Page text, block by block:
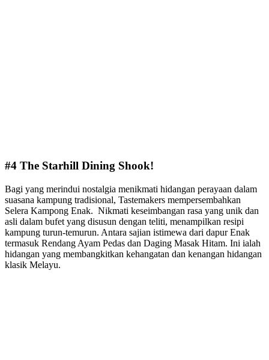
#4 The Starhill Dining Shook!
Bagi yang merindui nostalgia menikmati hidangan perayaan dalam
suasana kampung tradisional, Tastemakers mempersembahkan
Selera Kampong Enak. Nikmati keseimbangan rasa yang unik dan
asli dalam bufet yang disusun dengan teliti, menampilkan resipi
kampung turun-temurun. Antara sajian istimewa dari dapur Enak
termasuk Rendang Ayam Pedas dan Daging Masak Hitam. Ini ialah
hidangan yang membangkitkan kehangatan dan kenangan hidangan
klasik Melayu.